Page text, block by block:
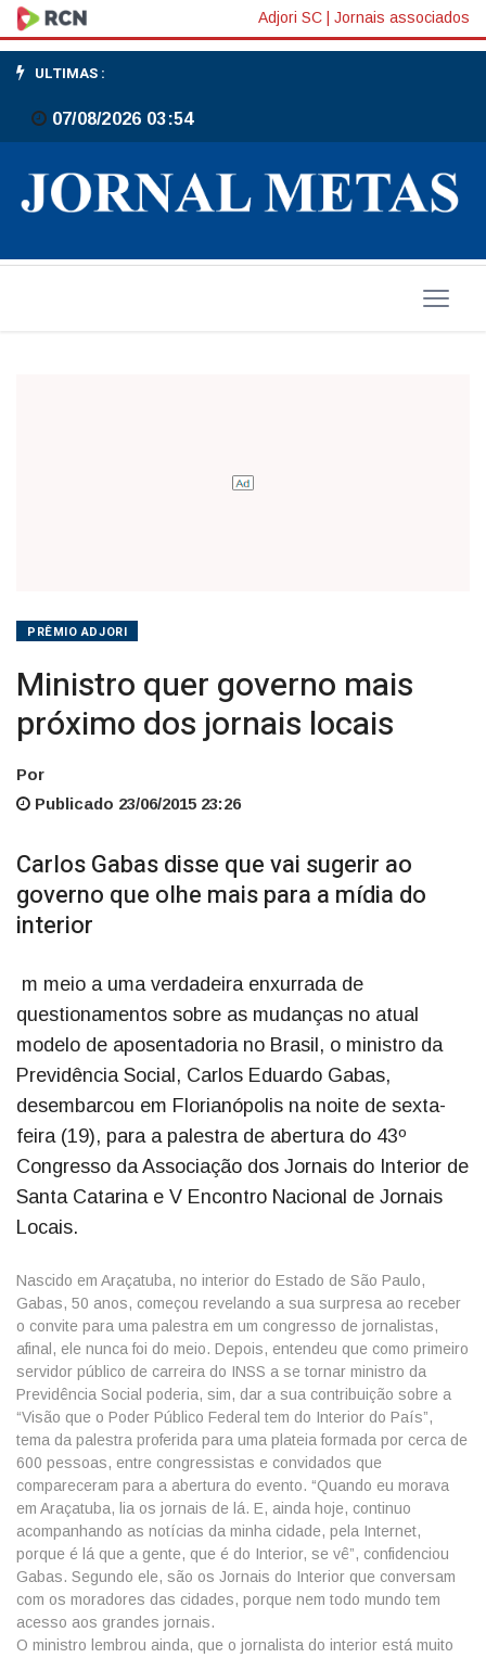
Ministro
quer
governo
mais
próximo
dos
Adjori SC Jornais associados
ULTIMAS :
07/08/2026 03:54
PRÊMIO ADJORI
Ministro quer governo mais
próximo dos jornais locais
Por
Publicado 23/06/2015 23:26
Carlos Gabas disse que vai sugerir ao
governo que olhe mais para a mídia do
interior
m meio a uma verdadeira enxurrada de
questionamentos sobre as mudanças no atual
modelo de aposentadoria no Brasil, o ministro da
Previdência Social, Carlos Eduardo Gabas,
desembarcou em Florianópolis na noite de sexta-
feira (19), para a palestra de abertura do 43º
Congresso da Associação dos Jornais do Interior de
Santa Catarina e V Encontro Nacional de Jornais
Locais.
Nascido em Araçatuba, no interior do Estado de São Paulo,
Gabas, 50 anos, começou revelando a sua surpresa ao receber
o convite para uma palestra em um congresso de jornalistas,
afinal, ele nunca foi do meio. Depois, entendeu que como primeiro
servidor público de carreira do INSS a se tornar ministro da
Previdência Social poderia, sim, dar a sua contribuição sobre a
“Visão que o Poder Público Federal tem do Interior do País”,
tema da palestra proferida para uma plateia formada por cerca de
600 pessoas, entre congressistas e convidados que
compareceram para a abertura do evento. “Quando eu morava
em Araçatuba, lia os jornais de lá. E, ainda hoje, continuo
acompanhando as notícias da minha cidade, pela Internet,
porque é lá que a gente, que é do Interior, se vê”, confidenciou
Gabas. Segundo ele, são os Jornais do Interior que conversam
com os moradores das cidades, porque nem todo mundo tem
acesso aos grandes jornais.
O ministro lembrou ainda, que o jornalista do interior está muito